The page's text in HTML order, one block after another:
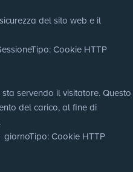
del sito web e il
Tipo: Cookie HTTP
servendo il visitatore. Questo
del carico, al fine di
giornoTipo: Cookie HTTP